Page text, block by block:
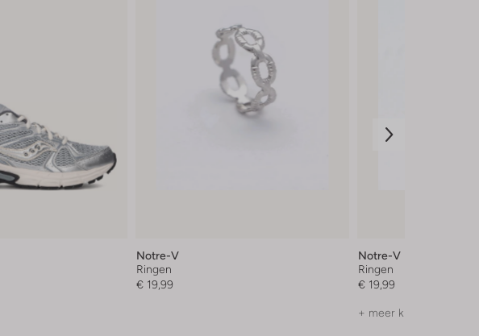
Notre-V
Ringen
€ 19,99
Notre-V
Ringen
€ 19,99
+ meer kleuren